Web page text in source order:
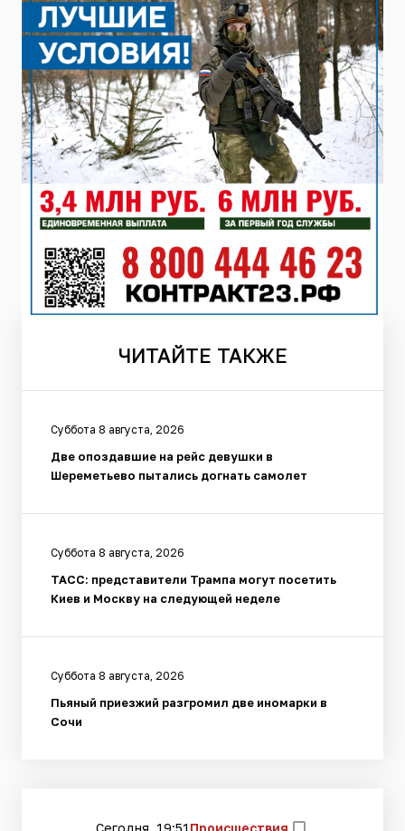
ЧИТАЙТЕ ТАКЖЕ
Суббота 8 августа, 2026
Две опоздавшие на рейс девушки в
Шереметьево пытались догнать самолет
Суббота 8 августа, 2026
ТАСС: представители Трампа могут посетить
Киев и Москву на следующей неделе
Суббота 8 августа, 2026
Пьяный приезжий разгромил две иномарки в
Сочи